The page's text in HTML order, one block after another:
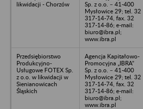
likwidacji - Chorzów
Sp. z o.o. – 41-400
Mysłowice 29; tel. 32
317-14-74, fax. 32
317-14-86; e-mail:
biuro@ibra.pl;
www.ibra.pl
Przedsiębiorstwo
Produkcyjno-
Usługowe FOTEX Sp.
z o.o. w likwidacji w
Sienianowicach
Śląskich
Agencja Kapitałowo-
Promocyjna „IBRA”
Sp. z o.o. – 41-400
Mysłowice 29; tel. 32
317-14-74, fax. 32
317-14-86; e-mail:
biuro@ibra.pl;
www.ibra.pl